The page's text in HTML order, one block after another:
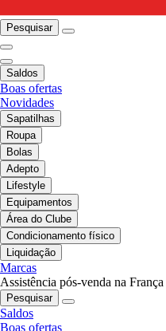
Pesquisar
Saldos
Boas ofertas
Novidades
Sapatilhas
Roupa
Bolas
Adepto
Lifestyle
Equipamentos
Área do Clube
Condicionamento físico
Liquidação
Marcas
Assistência pós-venda na França
Pesquisar
Saldos
Boas ofertas